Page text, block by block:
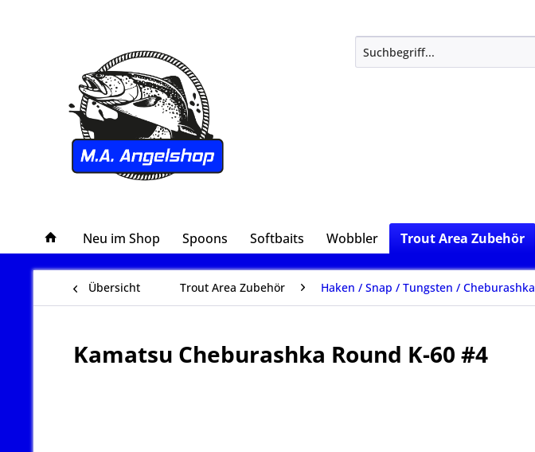
Neu im Shop Spoons Softbaits Wobbler Trout Area Zubehör
Übersicht Trout Area Zubehör Haken / Snap / Tungsten / Cheburashka
Kamatsu Cheburashka Round K-60 #4